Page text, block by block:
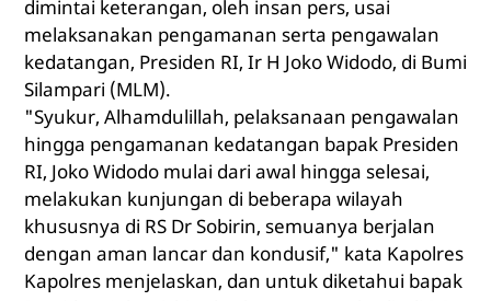
dimintai keterangan, oleh insan pers, usai
melaksanakan pengamanan serta pengawalan
kedatangan, Presiden RI, Ir H Joko Widodo, di Bumi
Silampari (MLM).
"Syukur, Alhamdulillah, pelaksanaan pengawalan
hingga pengamanan kedatangan bapak Presiden
RI, Joko Widodo mulai dari awal hingga selesai,
melakukan kunjungan di beberapa wilayah
khususnya di RS Dr Sobirin, semuanya berjalan
dengan aman lancar dan kondusif," kata Kapolres
Kapolres menjelaskan, dan untuk diketahui bapak